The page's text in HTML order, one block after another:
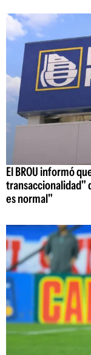
El BROU informó
transaccionalidad"
es normal"